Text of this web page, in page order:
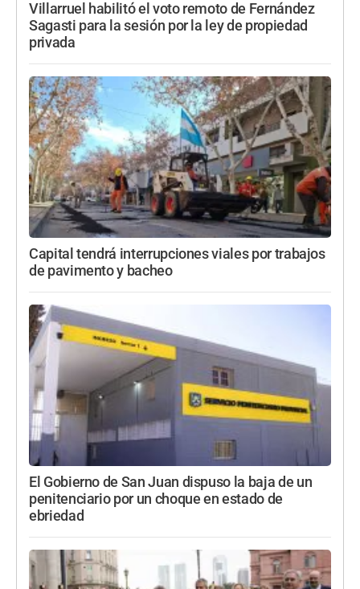
Villarruel habilitó el voto remoto de Fernández
Sagasti para la sesión por la ley de propiedad
privada
Capital tendrá interrupciones viales por trabajos
de pavimento y bacheo
El Gobierno de San Juan dispuso la baja de un
penitenciario por un choque en estado de
ebriedad